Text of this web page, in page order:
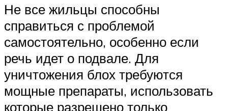
Не все жильцы способны
справиться с проблемой
самостоятельно, особенно если
речь идет о подвале. Для
уничтожения блох требуются
мощные препараты, использовать
которые разрешено только